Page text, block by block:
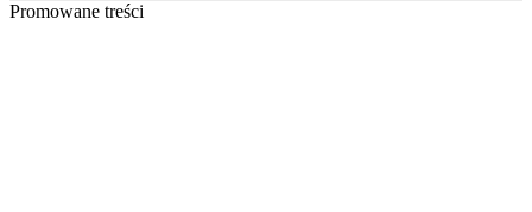
Promowane treści